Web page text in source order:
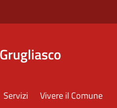
Servizi Vivere il Comune